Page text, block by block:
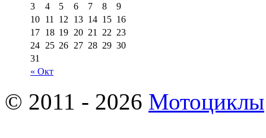
« Окт
3
4 5 6 7 8
9
10 11 12 13 14 15 16
17 18 19 20 21 22 23
24 25 26 27 28 29 30
31
© 2011 - 2026 Мотоциклы